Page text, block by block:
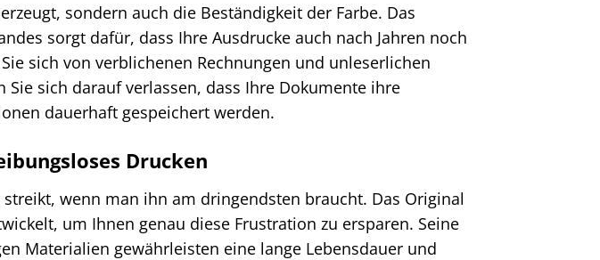
sondern auch die Beständigkeit der Farbe. Das
sorgt dafür, dass Ihre Ausdrucke auch nach Jahren noch
sich von verblichenen Rechnungen und unleserlichen
sich darauf verlassen, dass Ihre Dokumente ihre
dauerhaft gespeichert werden.
Drucken
wenn man ihn am dringendsten braucht. Das Original
um Ihnen genau diese Frustration zu ersparen. Seine
Materialien gewährleisten eine lange Lebensdauer und